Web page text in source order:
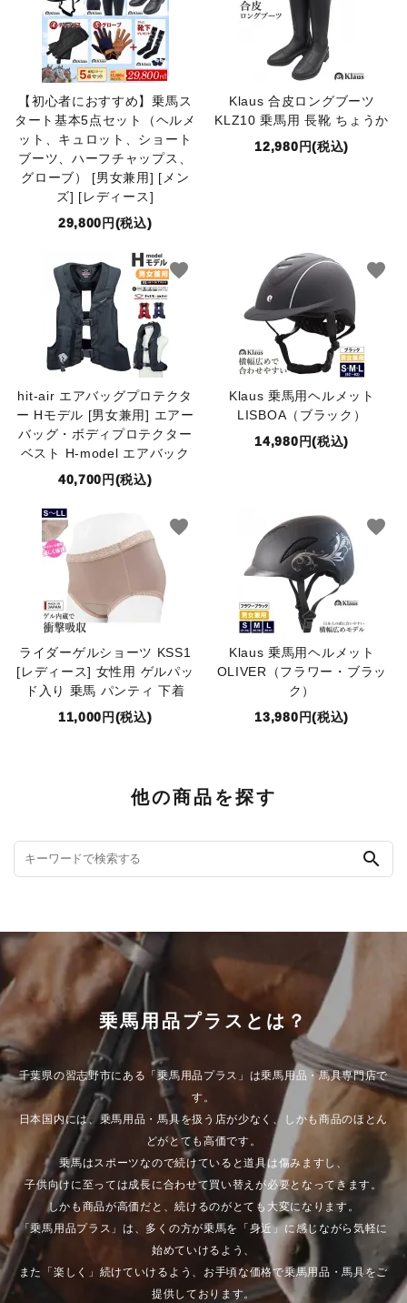
【初心者におすすめ】乗馬ス
タート基本5点セット（ヘルメ
ット、キュロット、ショート
ブーツ、ハーフチャップス、
グローブ） [男女兼用] [メン
ズ] [レディース]
29,800円(税込)
Klaus 合皮ロングブーツ
KLZ10 乗馬用 長靴 ちょうか
12,980円(税込)
hit-air エアバッグプロテクタ
ー Hモデル [男女兼用] エアー
バッグ・ボディプロテクター
ベスト H-model エアバック
40,700円(税込)
favorite
Klaus 乗馬用ヘルメット
LISBOA（ブラック）
14,980円(税込)
favorite
ライダーゲルショーツ KSS1
[レディース] 女性用 ゲルパッ
ド入り 乗馬 パンティ 下着
11,000円(税込)
favorite
Klaus 乗馬用ヘルメット
OLIVER（フラワー・ブラッ
ク）
13,980円(税込)
favorite
他の商品を探す
search
乗馬用品プラスとは？
千葉県の習志野市にある「乗馬用品プラス」は乗馬用品・馬具専門店で
す。
日本国内には、乗馬用品・馬具を扱う店が少なく、しかも商品のほとん
どがとても高価です。
乗馬はスポーツなので続けていると道具は傷みますし、
子供向けに至っては成長に合わせて買い替えが必要となってきます。
しかも商品が高価だと、続けるのがとても大変になります。
「乗馬用品プラス」は、多くの方が乗馬を「身近」に感じながら気軽に
始めていけるよう、
また「楽しく」続けていけるよう、お手頃な価格で乗馬用品・馬具をご
提供しております。